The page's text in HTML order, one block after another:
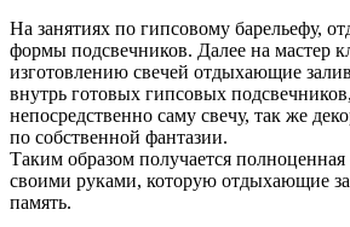
На занятиях по гипсовому барельефу,
формы подсвечников. Далее на мастер
изготовлению свечей отдыхающие
внутрь готовых гипсовых
непосредственно саму свечу, так же
по собственной фантазии.
Таким образом получается полноценная
своими руками, которую отдыхающие
память.